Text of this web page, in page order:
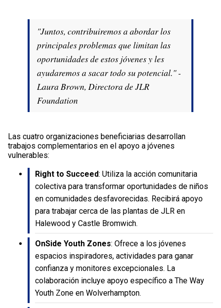
"Juntos, contribuiremos a abordar los
principales problemas que limitan las
oportunidades de estos jóvenes y les
ayudaremos a sacar todo su potencial." -
Laura Brown, Directora de JLR
Foundation
Las cuatro organizaciones beneficiarias desarrollan
trabajos complementarios en el apoyo a jóvenes
vulnerables:
Right to Succeed: Utiliza la acción comunitaria
colectiva para transformar oportunidades de niños
en comunidades desfavorecidas. Recibirá apoyo
para trabajar cerca de las plantas de JLR en
Halewood y Castle Bromwich.
OnSide Youth Zones: Ofrece a los jóvenes
espacios inspiradores, actividades para ganar
confianza y monitores excepcionales. La
colaboración incluye apoyo específico a The Way
Youth Zone en Wolverhampton.